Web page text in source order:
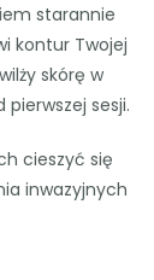
starannie
kontur Twojej
skórę w
sesji.
cieszyć się
inwazyjnych